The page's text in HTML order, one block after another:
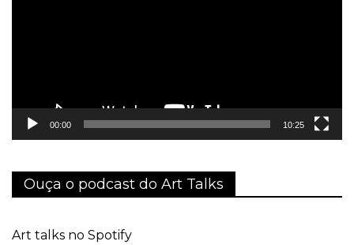
00:00 10:25
Ouça o podcast do Art Talks
Art talks no Spotify